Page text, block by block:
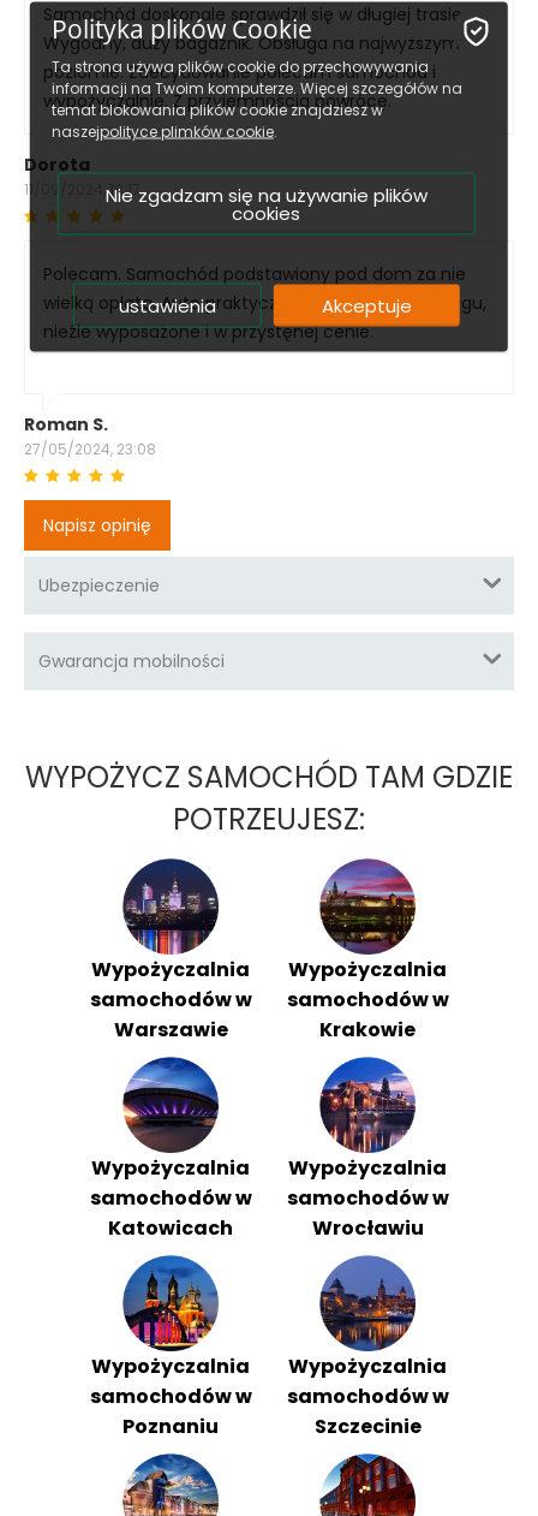
Samochód doskonale sprawdził się w długiej trasie.
Wygodny, duży bagażnik. Obsługa na najwyższym
poziomie. Zdecydowanie polecam samochód i
wypożyczalnię. Z przyjemnością powrócę.
Dorota
11/09/2024, 18:17
Polecam. Samochód podstawiony pod dom za nie
wielką opłatą. Auto praktycznie nowe 4tys przebiegu,
nieźle wyposażone i w przystęnej cenie.
Roman S.
27/05/2024, 23:08
Napisz opinię
Ubezpieczenie
Gwarancja mobilności
WYPOŻYCZ SAMOCHÓD TAM GDZIE
POTRZEUJESZ:
Wypożyczalnia
samochodów w
Warszawie
Wypożyczalnia
samochodów w
Krakowie
Wypożyczalnia
samochodów w
Katowicach
Wypożyczalnia
samochodów w
Wrocławiu
Wypożyczalnia
samochodów w
Poznaniu
Wypożyczalnia
samochodów w
Szczecinie
Polityka plików Cookie
Ta strona używa plików cookie do przechowywania
informacji na Twoim komputerze. Więcej szczegółów na
temat blokowania plików cookie znajdziesz w
naszejpolityce plimków cookie.
Nie zgadzam się na używanie plików
cookies
ustawienia Akceptuje